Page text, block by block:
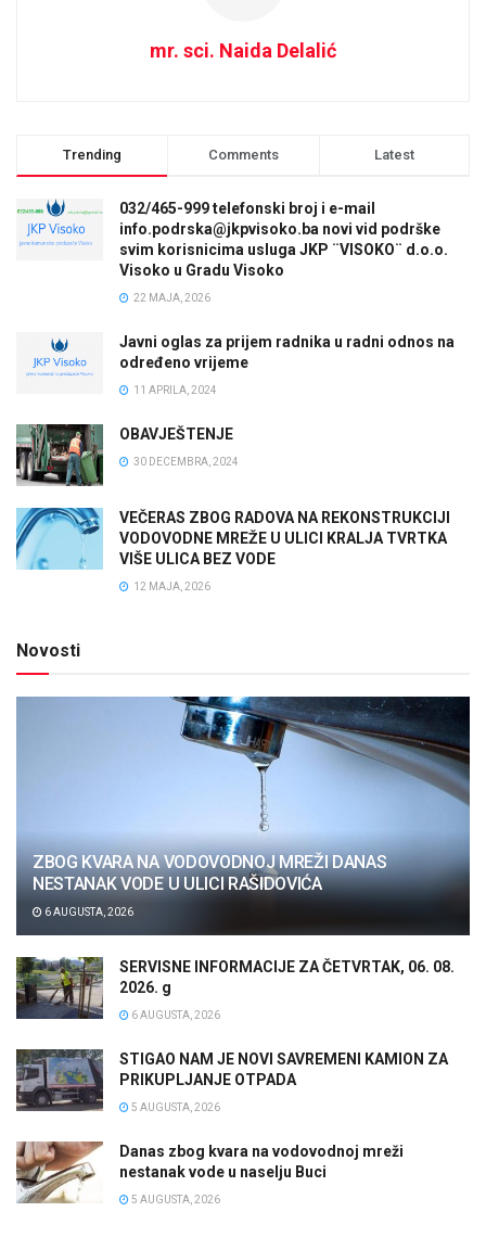
mr. sci. Naida Delalić
Trending Comments Latest
032/465-999 telefonski broj i e-mail
info.podrska@jkpvisoko.ba novi vid podrške
svim korisnicima usluga JKP ¨VISOKO¨ d.o.o.
Visoko u Gradu Visoko
22 MAJA, 2026
Javni oglas za prijem radnika u radni odnos na
određeno vrijeme
11 APRILA, 2024
OBAVJEŠTENJE
30 DECEMBRA, 2024
VEČERAS ZBOG RADOVA NA REKONSTRUKCIJI
VODOVODNE MREŽE U ULICI KRALJA TVRTKA
VIŠE ULICA BEZ VODE
12 MAJA, 2026
Novosti
ZBOG KVARA NA VODOVODNOJ MREŽI DANAS
NESTANAK VODE U ULICI RAŠIDOVIĆA
6 AUGUSTA, 2026
SERVISNE INFORMACIJE ZA ČETVRTAK, 06. 08.
2026. g
6 AUGUSTA, 2026
STIGAO NAM JE NOVI SAVREMENI KAMION ZA
PRIKUPLJANJE OTPADA
5 AUGUSTA, 2026
Danas zbog kvara na vodovodnoj mreži
nestanak vode u naselju Buci
5 AUGUSTA, 2026